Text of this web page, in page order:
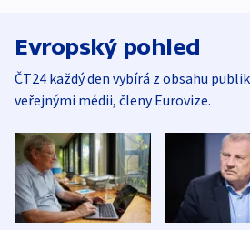
Evropský pohled
ČT24 každý den vybírá z obsahu
veřejnými médii, členy Eurovize.